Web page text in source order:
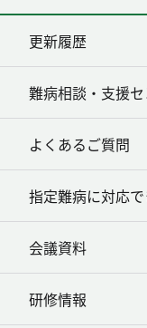
更新履歴
難病相談・支援
よくあるご質問
指定難病に対応
会議資料
研修情報